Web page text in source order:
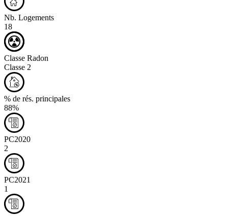
Nb. Logements
18
Classe Radon
Classe 2
% de rés. principales
88%
PC2020
2
PC2021
1